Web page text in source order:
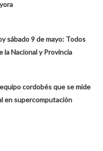
sábado 9 de mayo: Todos
la Nacional y Provincia
cordobés que se mide
en supercomputación